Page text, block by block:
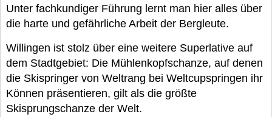
Unter fachkundiger Führung lernt man hier alles über
die harte und gefährliche Arbeit der Bergleute.
Willingen ist stolz über eine weitere Superlative auf
dem Stadtgebiet: Die Mühlenkopfschanze, auf denen
die Skispringer von Weltrang bei Weltcupspringen ihr
Können präsentieren, gilt als die größte
Skisprungschanze der Welt.